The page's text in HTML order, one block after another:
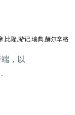
,比隆,游记,瑞典,赫尔辛格
，以